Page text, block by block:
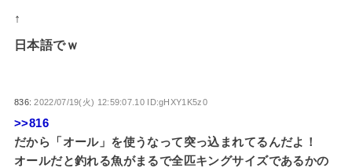
↑
日本語でｗ
836:2022/07/19(火) 12:59:07.10 ID:gHXY1K5z0
>>816
だから「オール」を使うなって突っ込まれてるんだよ！
オールだと釣れる魚がまるで全匹キングサイズであるかの